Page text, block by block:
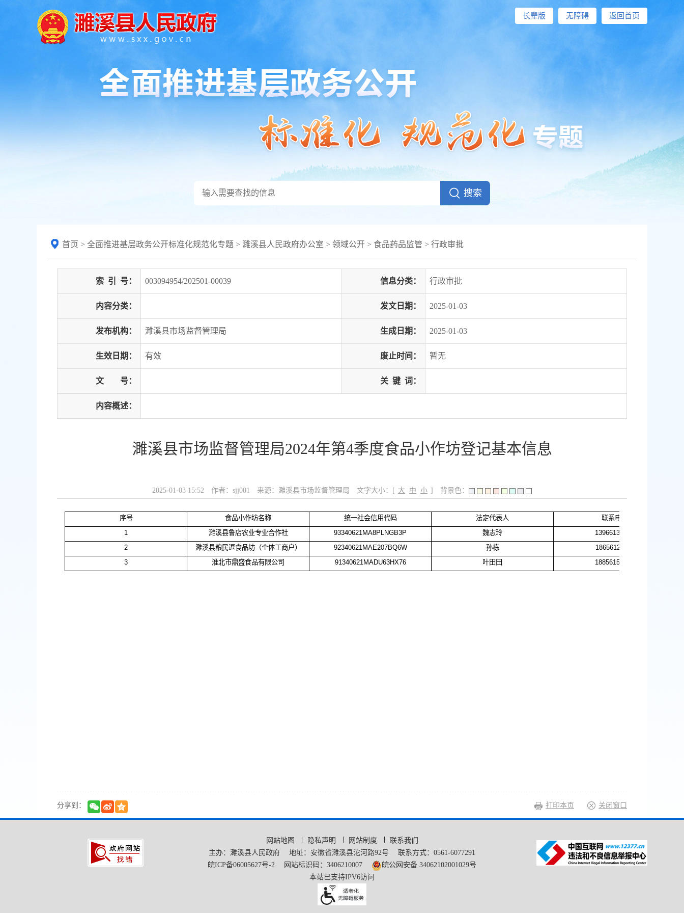
长辈版 无障碍 返回首页
首页 > 全面推进基层政务公开标准化规范化专题 > 濉溪县人民政府办公室 > 领域公开 > 食品药品监管 > 行政审批
索 引 号： 003094954/202501-00039 信息分类： 行政审批
内容分类： 发文日期： 2025-01-03
发布机构： 濉溪县市场监督管理局 生成日期： 2025-01-03
生效日期： 有效 废止时间： 暂无
文 号： 关 键 词：
内容概述：
濉溪县市场监督管理局2024年第4季度食品小作坊登记基本信息
2025-01-03 15:52 作者：sjj001 来源：濉溪县市场监督管理局 文字大小：[ 大 中 小 ] 背景色：
序号 食品小作坊名称 统一社会信用代码 法定代表人
联系电话
1
濉溪县鲁店农业专业合作社 93340621MA8PLNGB3P 魏志玲
13966138546
2
濉溪县粮民逗食品坊（个体工商户） 92340621MAE207BQ6W 孙栋
18656121180
3
淮北市鼎盛食品有限公司 91340621MADU63HX76 叶田田 18856150057
分享到： 打印本页 关闭窗口
网站地图 隐私声明 网站制度
联系我们
主办：濉溪县人民政府
地址：安徽省濉溪县沱河路92号
联系方式：0561-6077291
皖ICP备06005627号-2
网站标识码：3406210007
皖公网安备 34062102001029号
本站已支持IPV6访问